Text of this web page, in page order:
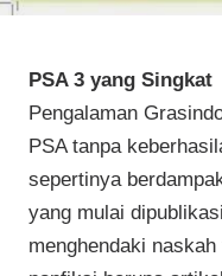
PSA 3 yang Singkat
Pengalaman
PSA tanpa
sepertinya
yang mulai
menghendaki